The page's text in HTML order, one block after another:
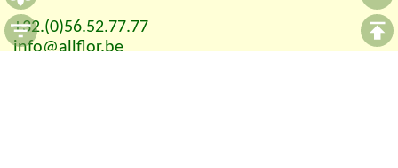
+32.(0)56.52.77.77
info@allflor.be